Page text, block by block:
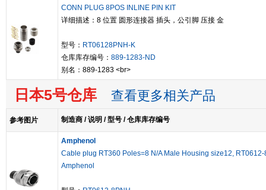
CONN PLUG 8POS INLINE PIN KIT
详细描述：8 位置 圆形连接器 插头，公引脚 压接 金
型号： RT06128PNH-K
仓库库存编号： 889-1283-ND
别名：889-1283 <br>
日本5号仓库 查看更多相关产品
参考图片 制造商 / 说明 / 型号 / 仓库库存编号
Amphenol
Cable plug RT360 Poles=8 N/A Male Housing size12, RT0612-
Amphenol